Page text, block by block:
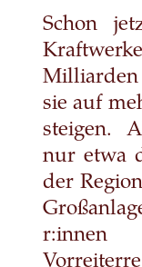
Schon
sie auf
steigen.
nur etwa
der